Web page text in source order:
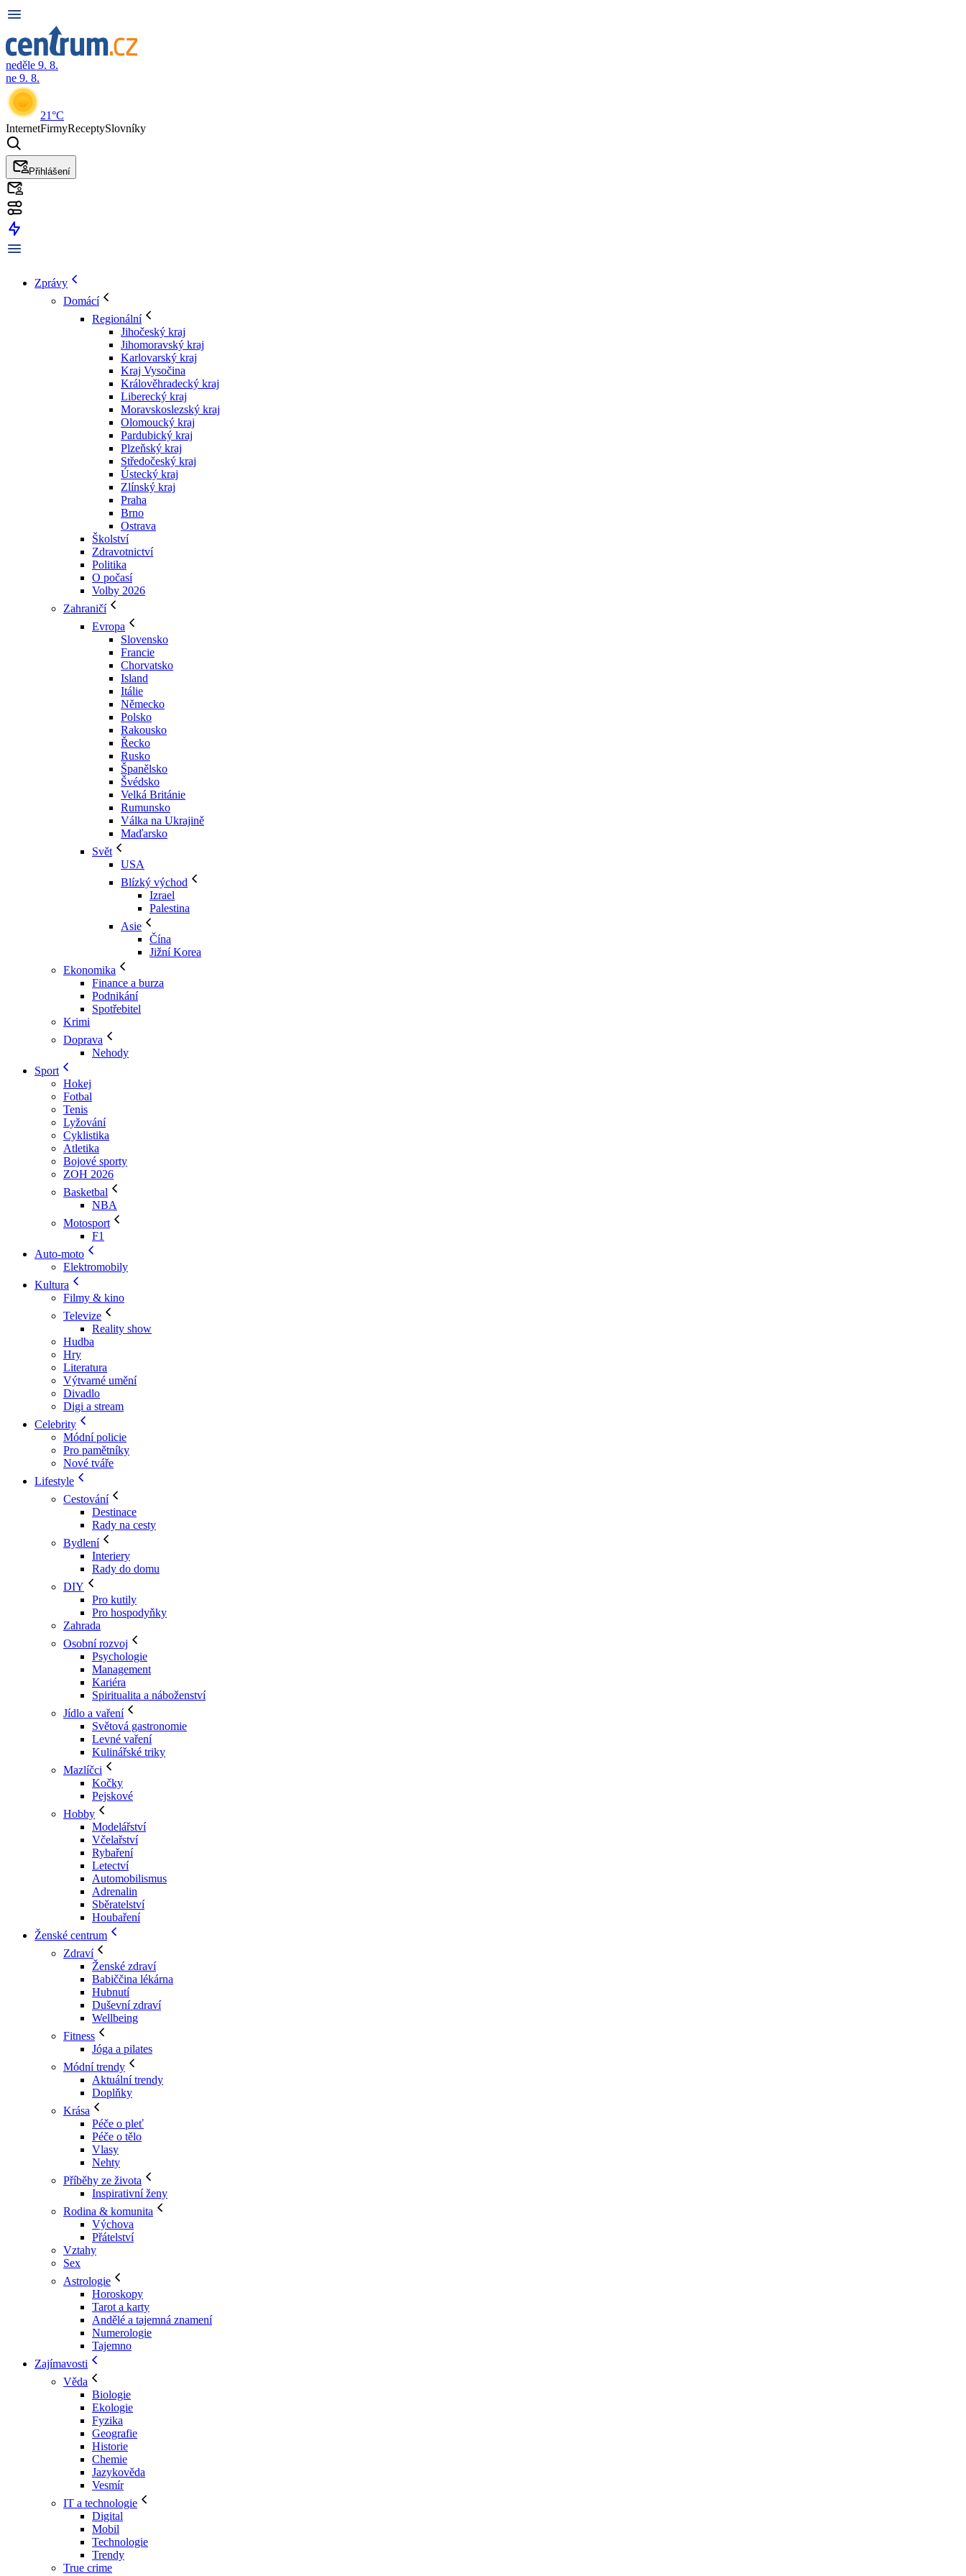
neděle 9. 8.
ne 9. 8.
21°C
InternetFirmyReceptySlovníky
Přihlášení
Zprávy
Domácí
Regionální
Jihočeský kraj
Jihomoravský kraj
Karlovarský kraj
Kraj Vysočina
Králověhradecký kraj
Liberecký kraj
Moravskoslezský kraj
Olomoucký kraj
Pardubický kraj
Plzeňský kraj
Středočeský kraj
Ústecký kraj
Zlínský kraj
Praha
Brno
Ostrava
Školství
Zdravotnictví
Politika
O počasí
Volby 2026
Zahraničí
Evropa
Slovensko
Francie
Chorvatsko
Island
Itálie
Německo
Polsko
Rakousko
Řecko
Rusko
Španělsko
Švédsko
Velká Británie
Rumunsko
Válka na Ukrajině
Maďarsko
Svět
USA
Blízký východ
Izrael
Palestina
Asie
Čína
Jižní Korea
Ekonomika
Finance a burza
Podnikání
Spotřebitel
Krimi
Doprava
Nehody
Sport
Hokej
Fotbal
Tenis
Lyžování
Cyklistika
Atletika
Bojové sporty
ZOH 2026
Basketbal
NBA
Motosport
F1
Auto-moto
Elektromobily
Kultura
Filmy & kino
Televize
Reality show
Hudba
Hry
Literatura
Výtvarné umění
Divadlo
Digi a stream
Celebrity
Módní policie
Pro pamětníky
Nové tváře
Lifestyle
Cestování
Destinace
Rady na cesty
Bydlení
Interiery
Rady do domu
DIY
Pro kutily
Pro hospodyňky
Zahrada
Osobní rozvoj
Psychologie
Management
Kariéra
Spiritualita a náboženství
Jídlo a vaření
Světová gastronomie
Levné vaření
Kulinářské triky
Mazlíčci
Kočky
Pejskové
Hobby
Modelářství
Včelařství
Rybaření
Letectví
Automobilismus
Adrenalin
Sběratelství
Houbaření
Ženské centrum
Zdraví
Ženské zdraví
Babiččina lékárna
Hubnutí
Duševní zdraví
Wellbeing
Fitness
Jóga a pilates
Módní trendy
Aktuální trendy
Doplňky
Krása
Péče o pleť
Péče o tělo
Vlasy
Nehty
Příběhy ze života
Inspirativní ženy
Rodina & komunita
Výchova
Přátelství
Vztahy
Sex
Astrologie
Horoskopy
Tarot a karty
Andělé a tajemná znamení
Numerologie
Tajemno
Zajímavosti
Věda
Biologie
Ekologie
Fyzika
Geografie
Historie
Chemie
Jazykověda
Vesmír
IT a technologie
Digital
Mobil
Technologie
Trendy
True crime